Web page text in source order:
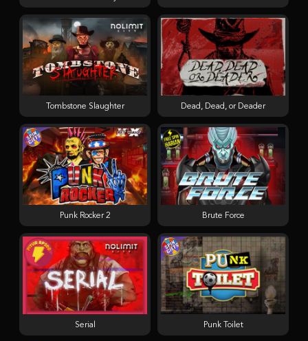
Dead, Dead, or Deader
Brute Force
Tombstone Slaughter
Punk Rocker 2
Serial Punk Toilet